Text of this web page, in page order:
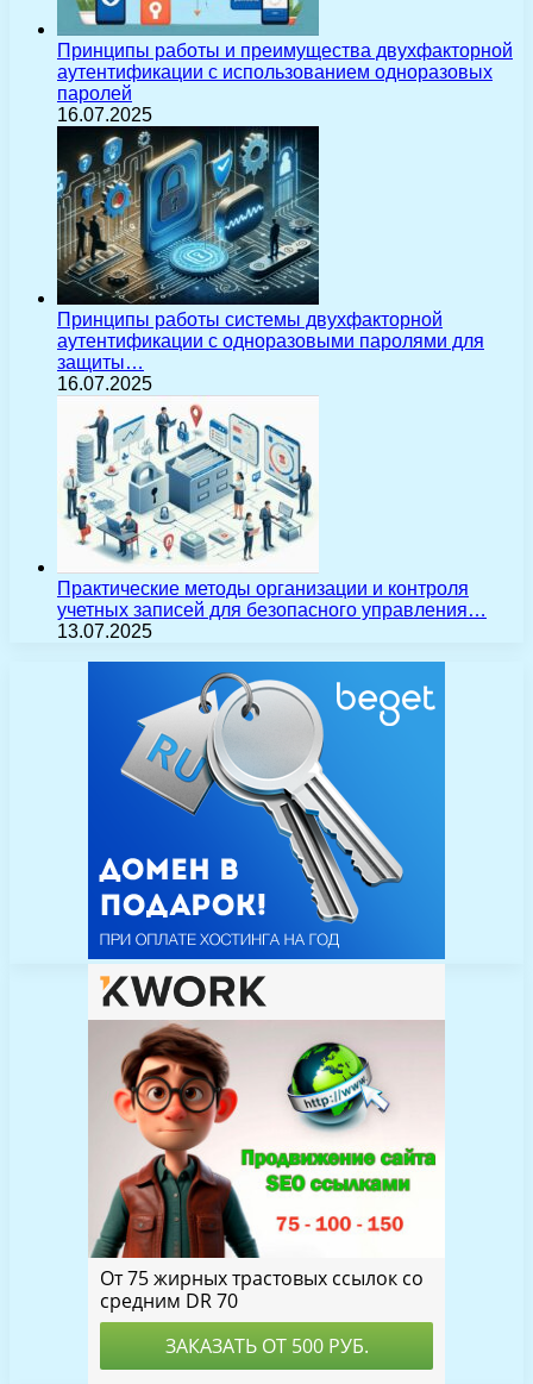
Принципы работы и преимущества двухфакторной
аутентификации с использованием одноразовых
паролей
16.07.2025
Принципы работы системы двухфакторной
аутентификации с одноразовыми паролями для
защиты…
16.07.2025
Практические методы организации и контроля
учетных записей для безопасного управления…
13.07.2025